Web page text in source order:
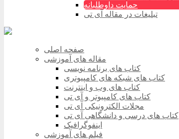
حمایت داوطلبانه
تبلیغات در مقاله آی تی
صفحه اصلی
مقاله های آموزشی
کتاب های برنامه نویسی
کتاب های شبکه های کامپیوتری
کتاب های وب و اینترنت
کتاب های کامپیوتر و آی تی
مجلات الکترونیکی آی تی
کتاب های درسی و دانشگاهی آی تی
اینفوگرافیک
فیلم های آموزشی